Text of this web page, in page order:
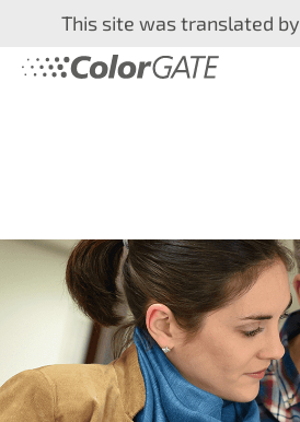
This site was translated by